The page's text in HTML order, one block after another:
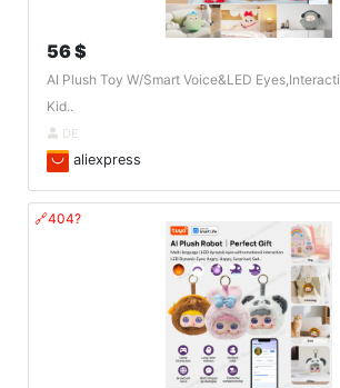
56 $
AI Plush Toy W/Smart Voice&LED
Kid..
DE
aliexpress
🔗404?